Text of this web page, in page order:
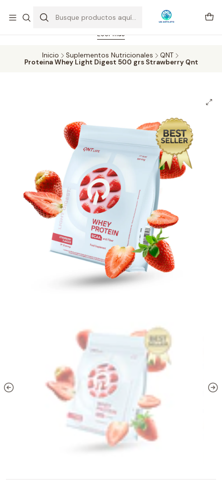
Feriado 21-05-2026 atención hasta las 14 hrs. Envío GRATIS mismo
día solo área Metropolitana Santiago por compras desde CLP 39.900.
Pedidos hasta 16 hrs., sábados y domingos hasta 14 hrs.
Leer más
Inicio Suplementos Nutricionales
QNT
Proteina Whey Light Digest 500 grs Strawberry Qnt